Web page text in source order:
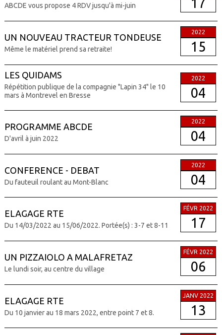
ABCDE vous propose 4 RDV jusqu'à mi-juin 17
UN NOUVEAU TRACTEUR TONDEUSE
Même le matériel prend sa retraite!
2022
15
LES QUIDAMS
Répétition publique de la compagnie "Lapin 34" le 10
mars à Montrevel en Bresse
2022
04
PROGRAMME ABCDE
D'avril à juin 2022
2022
04
CONFERENCE - DEBAT
Du fauteuil roulant au Mont-Blanc
2022
04
ELAGAGE RTE
Du 14/03/2022 au 15/06/2022. Portée(s) : 3-7 et 8-11
FÉVR 2022
17
UN PIZZAIOLO A MALAFRETAZ
Le lundi soir, au centre du village
FÉVR 2022
06
ELAGAGE RTE
Du 10 janvier au 18 mars 2022, entre point 7 et 8.
JANV 2022
13